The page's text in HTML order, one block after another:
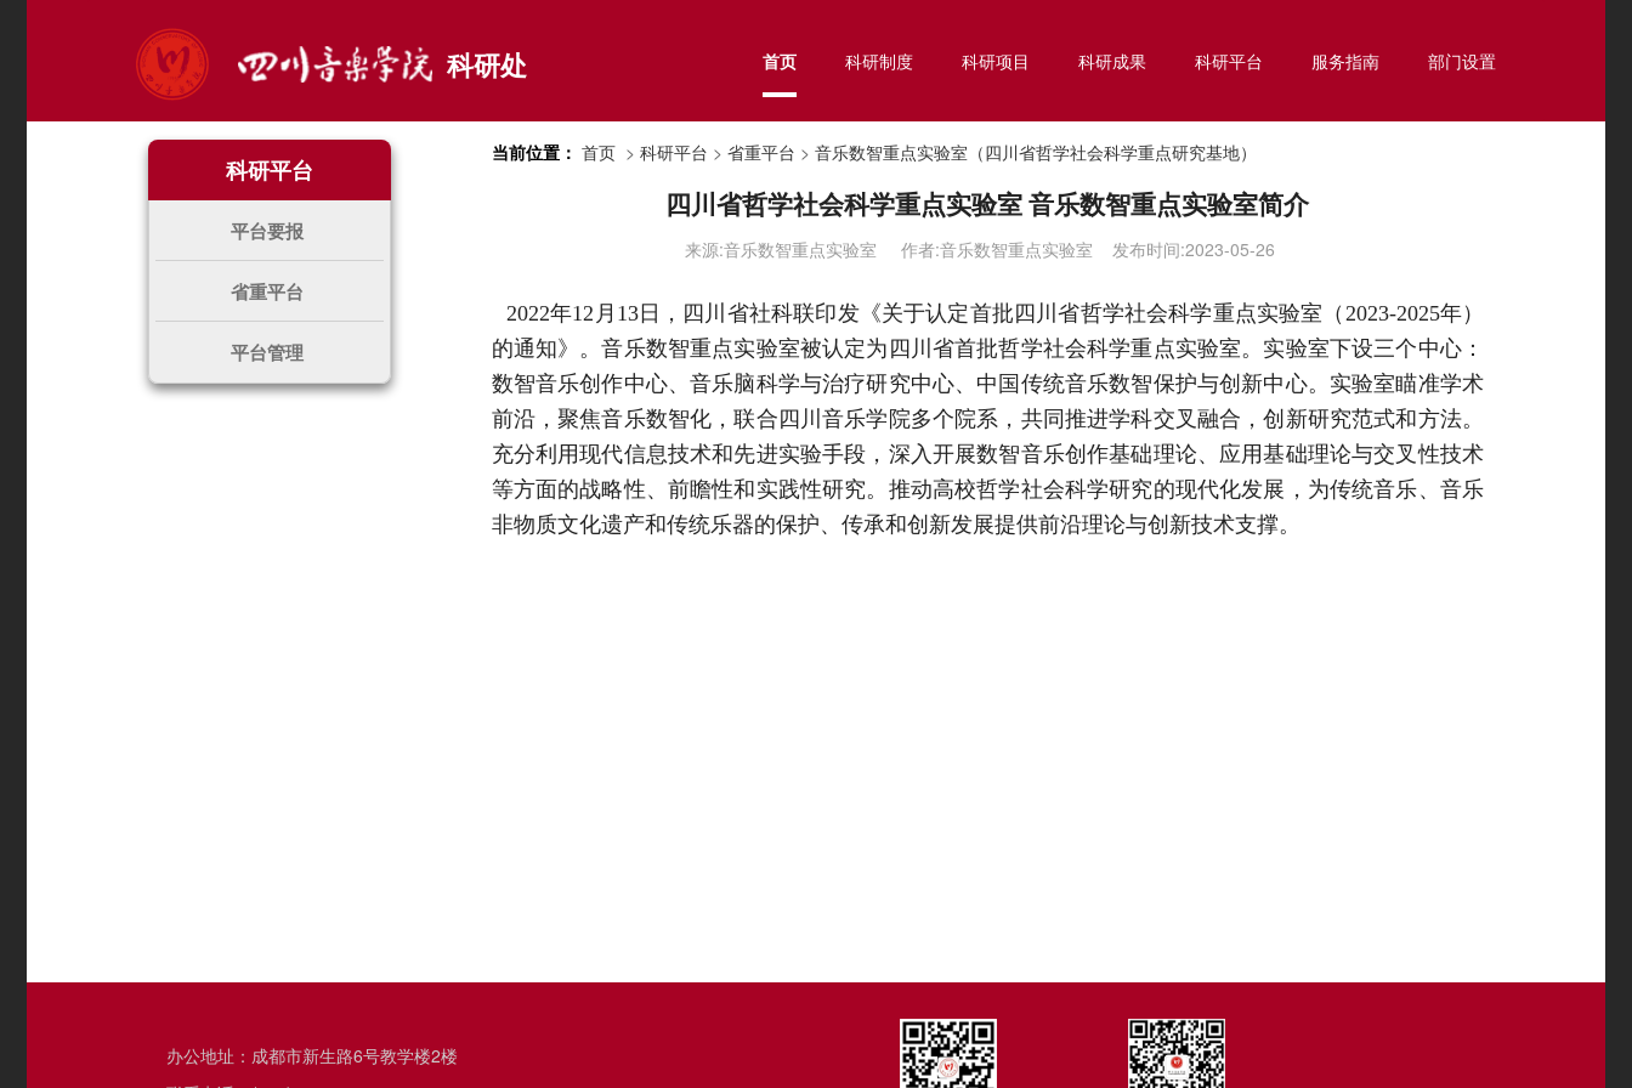
科研处 首页 科研制度 科研项目 科研成果 科研平台 服务指南 部门设置
科研平台
平台要报
省重平台
平台管理
当前位置： 首页> 科研平台 > 省重平台 > 音乐数智重点实验室（四川省哲学社会科学重点研究基地）
四川省哲学社会科学重点实验室 音乐数智重点实验室简介
来源:音乐数智重点实验室 作者:音乐数智重点实验室 发布时间:2023-05-26
2022年12月13日，四川省社科联印发《关于认定首批四川省哲学社会科学重点实验室（2023-2025年）
的通知》。音乐数智重点实验室被认定为四川省首批哲学社会科学重点实验室。实验室下设三个中心：
数智音乐创作中心、音乐脑科学与治疗研究中心、中国传统音乐数智保护与创新中心。实验室瞄准学术
前沿，聚焦音乐数智化，联合四川音乐学院多个院系，共同推进学科交叉融合，创新研究范式和方法。
充分利用现代信息技术和先进实验手段，深入开展数智音乐创作基础理论、应用基础理论与交叉性技术
等方面的战略性、前瞻性和实践性研究。推动高校哲学社会科学研究的现代化发展，为传统音乐、音乐
非物质文化遗产和传统乐器的保护、传承和创新发展提供前沿理论与创新技术支撑。
办公地址：成都市新生路6号教学楼2楼